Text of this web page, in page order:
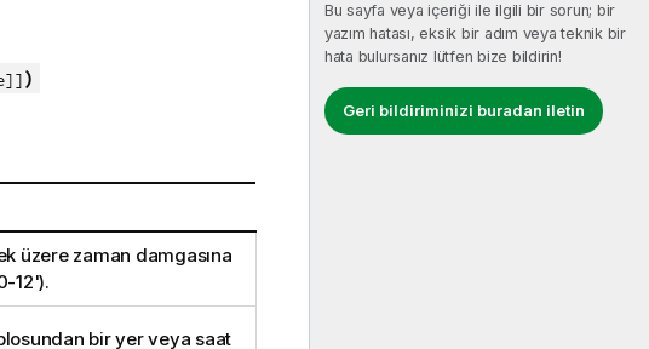
Bu sayfa veya içeriği ile ilgili bir sorun; bir
yazım hatası, eksik bir adım veya teknik bir
hata bulursanız lütfen bize bildirin!
Geri bildiriminizi buradan iletin
)
üzere zaman damgasına
12').
bir yer veya saat